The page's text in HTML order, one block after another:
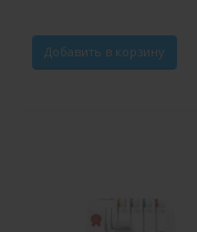
Добавить в корзину